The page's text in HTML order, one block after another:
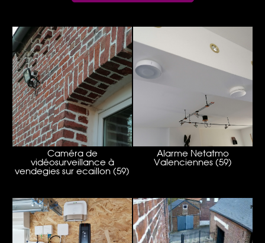
Caméra de
vidéosurveillance à
vendegies sur ecaillon (59)
Alarme Netatmo
Valenciennes (59)